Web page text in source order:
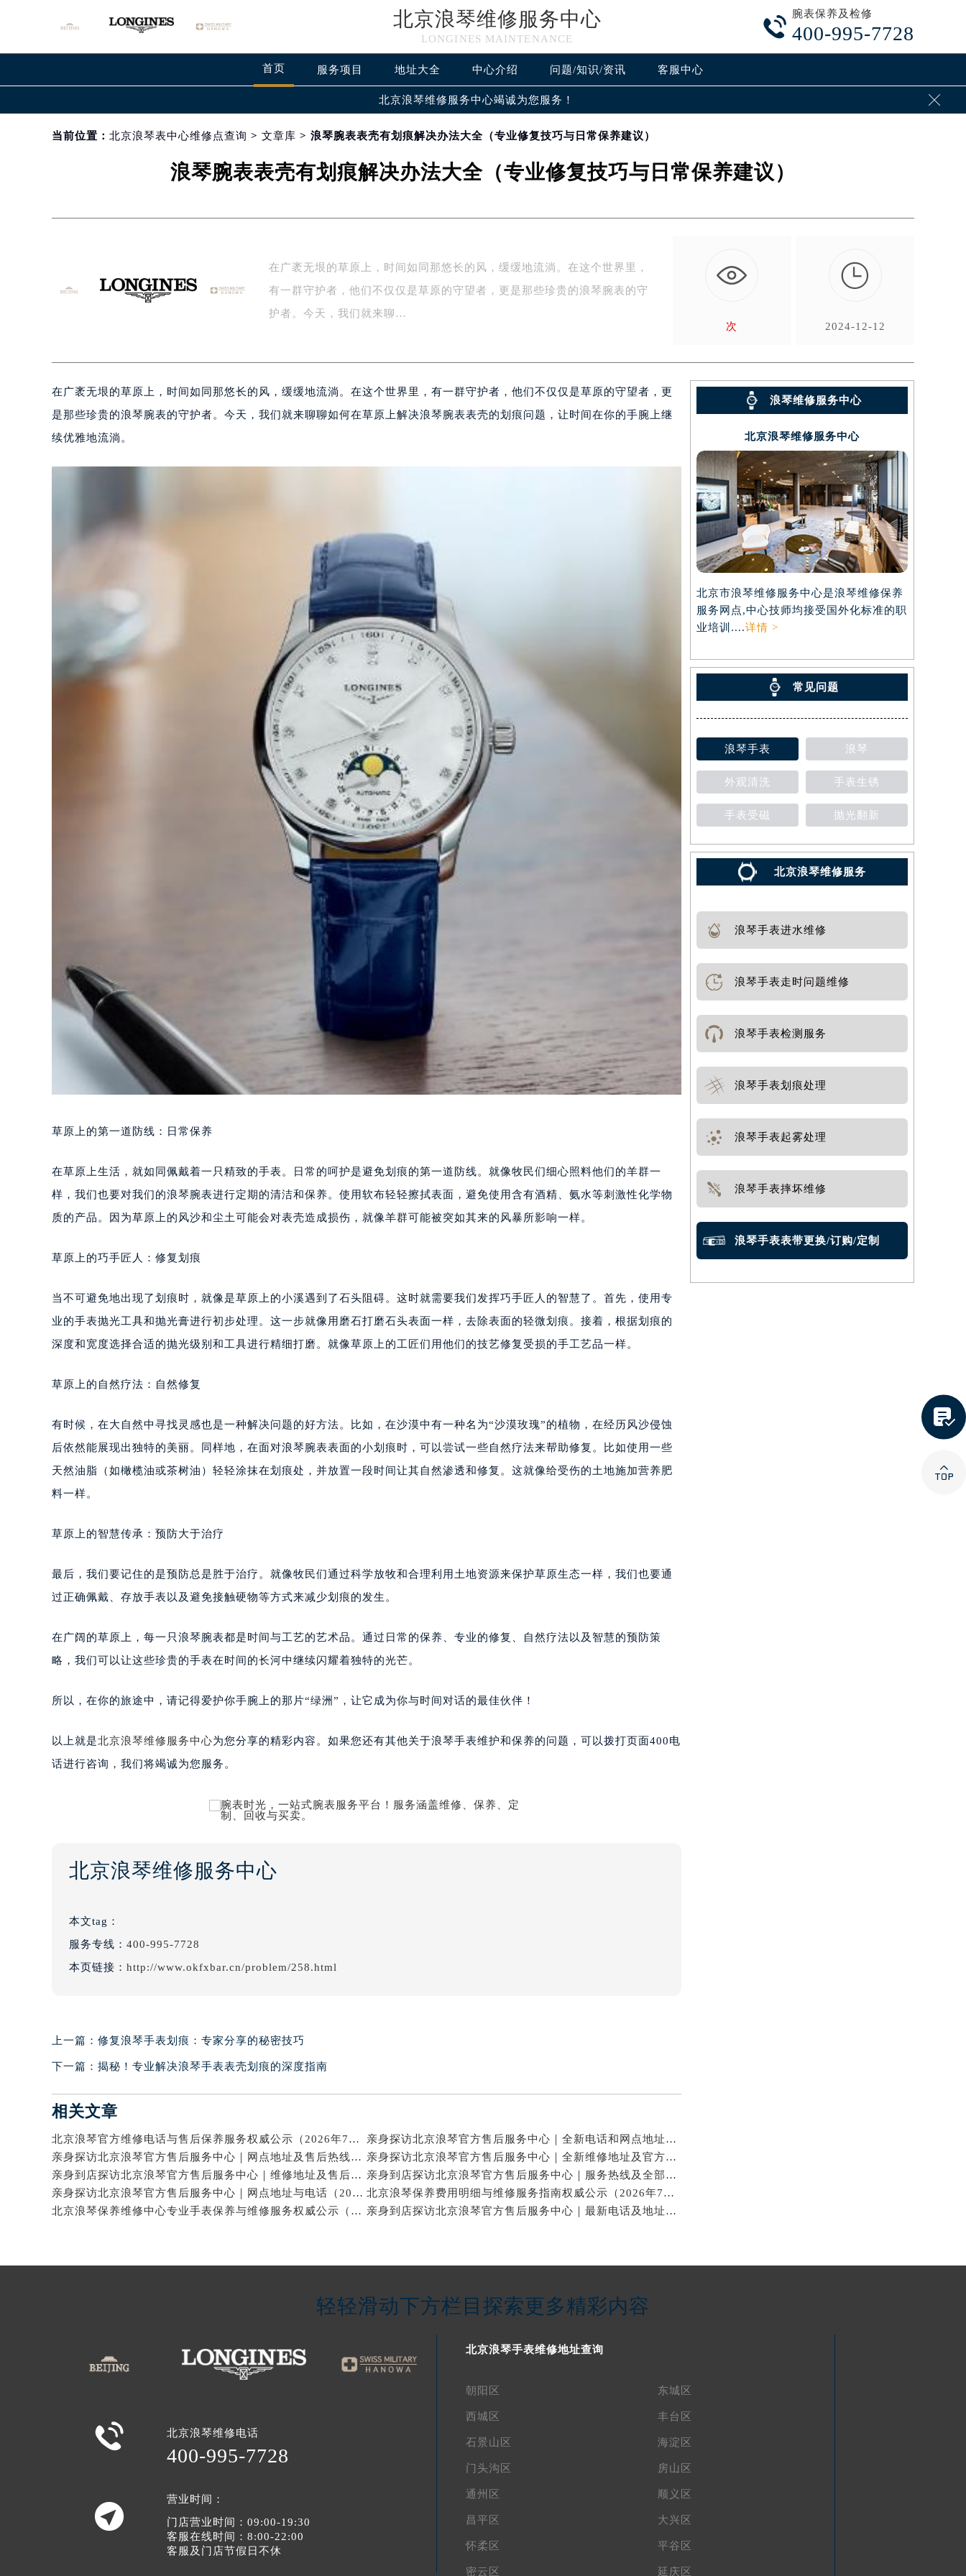
北京浪琴维修服务中心
LONGINES MAINTENANCE

腕表保养及检修
400-995-7728
首页 服务项目 地址大全 中心介绍 问题/知识/资讯 客服中心
北京浪琴维修服务中心竭诚为您服务！ 
当前位置： 北京浪琴表中心维修点查询 > 文章库 > 浪琴腕表表壳有划痕解决办法大全（专业修复技巧与日常保养建议）
浪琴腕表表壳有划痕解决办法大全（专业修复技巧与日常保养建议）
在广袤无垠的草原上，时间如同那悠长的风，缓缓地流淌。在这个世界里，
有一群守护者，他们不仅仅是草原的守望者，更是那些珍贵的浪琴腕表的守
护者。今天，我们就来聊…
次

2024-12-12
在广袤无垠的草原上，时间如同那悠长的风，缓缓地流淌。在这个世界里，有一群守护者，他们不仅仅是草原的守望者，更
是那些珍贵的浪琴腕表的守护者。今天，我们就来聊聊如何在草原上解决浪琴腕表表壳的划痕问题，让时间在你的手腕上继
续优雅地流淌。
草原上的第一道防线：日常保养
在草原上生活，就如同佩戴着一只精致的手表。日常的呵护是避免划痕的第一道防线。就像牧民们细心照料他们的羊群一
样，我们也要对我们的浪琴腕表进行定期的清洁和保养。使用软布轻轻擦拭表面，避免使用含有酒精、氨水等刺激性化学物
质的产品。因为草原上的风沙和尘土可能会对表壳造成损伤，就像羊群可能被突如其来的风暴所影响一样。
草原上的巧手匠人：修复划痕
当不可避免地出现了划痕时，就像是草原上的小溪遇到了石头阻碍。这时就需要我们发挥巧手匠人的智慧了。首先，使用专
业的手表抛光工具和抛光膏进行初步处理。这一步就像用磨石打磨石头表面一样，去除表面的轻微划痕。接着，根据划痕的
深度和宽度选择合适的抛光级别和工具进行精细打磨。就像草原上的工匠们用他们的技艺修复受损的手工艺品一样。
草原上的自然疗法：自然修复
有时候，在大自然中寻找灵感也是一种解决问题的好方法。比如，在沙漠中有一种名为“沙漠玫瑰”的植物，在经历风沙侵蚀
后依然能展现出独特的美丽。同样地，在面对浪琴腕表表面的小划痕时，可以尝试一些自然疗法来帮助修复。比如使用一些
天然油脂（如橄榄油或茶树油）轻轻涂抹在划痕处，并放置一段时间让其自然渗透和修复。这就像给受伤的土地施加营养肥
料一样。
草原上的智慧传承：预防大于治疗
最后，我们要记住的是预防总是胜于治疗。就像牧民们通过科学放牧和合理利用土地资源来保护草原生态一样，我们也要通
过正确佩戴、存放手表以及避免接触硬物等方式来减少划痕的发生。
在广阔的草原上，每一只浪琴腕表都是时间与工艺的艺术品。通过日常的保养、专业的修复、自然疗法以及智慧的预防策
略，我们可以让这些珍贵的手表在时间的长河中继续闪耀着独特的光芒。
所以，在你的旅途中，请记得爱护你手腕上的那片“绿洲”，让它成为你与时间对话的最佳伙伴！
以上就是北京浪琴维修服务中心为您分享的精彩内容。如果您还有其他关于浪琴手表维护和保养的问题，可以拨打页面400电
话进行咨询，我们将竭诚为您服务。
北京浪琴维修服务中心
本文tag：
服务专线： 400-995-7728
本页链接： http://www.okfxbar.cn/problem/258.html
上一篇： 修复浪琴手表划痕：专家分享的秘密技巧
下一篇： 揭秘！专业解决浪琴手表表壳划痕的深度指南
相关文章
北京浪琴官方维修电话与售后保养服务权威公示（2026年7月最新）
亲身探访北京浪琴官方售后服务中心｜全新电话和网点地址（2026年7月最新）
亲身探访北京浪琴官方售后服务中心｜网点地址及售后热线（2026年7月最新）
亲身探访北京浪琴官方售后服务中心｜全新维修地址及官方客服电话（2026年7月最新）
亲身到店探访北京浪琴官方售后服务中心｜维修地址及售后服务热线（2026年7月最新）
亲身到店探访北京浪琴官方售后服务中心｜服务热线及全部官方地址（2026年7月最新）
亲身探访北京浪琴官方售后服务中心｜网点地址与电话（2026年7月最新）
北京浪琴保养费用明细与维修服务指南权威公示（2026年7月最新）
北京浪琴保养维修中心专业手表保养与维修服务权威公示（2026年7月最新）
亲身到店探访北京浪琴官方售后服务中心｜最新电话及地址（2026年7月最新）
浪琴维修服务中心
北京浪琴维修服务中心
北京市浪琴维修服务中心是浪琴维修保养
服务网点,中心技师均接受国外化标准的职
业培训....详情 >
常见问题
浪琴手表 浪琴
外观清洗 手表生锈
手表受磁 抛光翻新
北京浪琴维修服务
浪琴手表进水维修
浪琴手表走时问题维修
浪琴手表检测服务
浪琴手表划痕处理
浪琴手表起雾处理
浪琴手表摔坏维修
浪琴手表表带更换/订购/定制
轻轻滑动下方栏目探索更多精彩内容
 北京浪琴维修电话
400-995-7728

营业时间：
门店营业时间：09:00-19:30
客服在线时间：8:00-22:00
客服及门店节假日不休
北京浪琴手表维修地址查询
朝阳区 东城区
西城区 丰台区
石景山区 海淀区
门头沟区 房山区
通州区 顺义区
昌平区 大兴区
怀柔区 平谷区
密云区 延庆区

